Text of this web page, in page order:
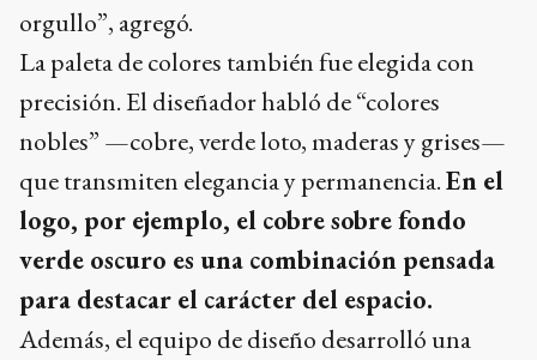
orgullo”, agregó.
La paleta de colores también fue elegida con
precisión. El diseñador habló de “colores
nobles” —cobre, verde loto, maderas y grises—
que transmiten elegancia y permanencia.En el
logo, por ejemplo, el cobre sobre fondo
verde oscuro es una combinación pensada
para destacar el carácter del espacio.
Además, el equipo de diseño desarrolló una